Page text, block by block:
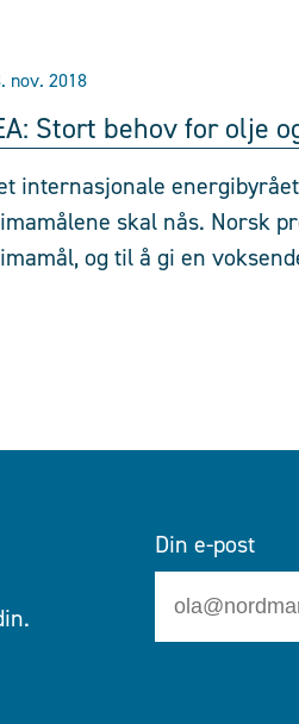
nov. 2018
Stort behov for olje
internasjonale
skal nås. Norsk
og til å gi en
Din e-post